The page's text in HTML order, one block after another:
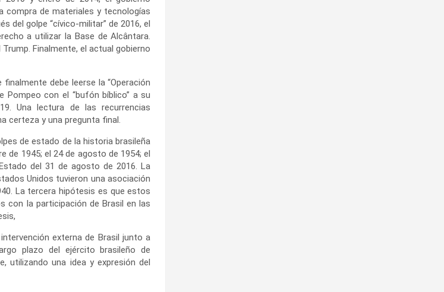
compra de materiales y tecnologías
del golpe “cívico-militar” de 2016, el
a utilizar la Base de Alcântara.
Finalmente, el actual gobierno
debe leerse la “Operación
Pompeo con el “bufón bíblico” a su
Una lectura de las recurrencias
certeza y una pregunta final.
de estado de la historia brasileña
de 1945; el 24 de agosto de 1954; el
del 31 de agosto de 2016. La
Unidos tuvieron una asociación
La tercera hipótesis es que estos
con la participación de Brasil en las
externa de Brasil junto a
plazo del ejército brasileño de
utilizando una idea y expresión del